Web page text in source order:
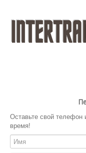
Оставьте свой
время!